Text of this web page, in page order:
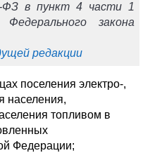
в пункт 4 части 1
закона
редакции
поселения электро-,
населения,
топливом в
Федерации;